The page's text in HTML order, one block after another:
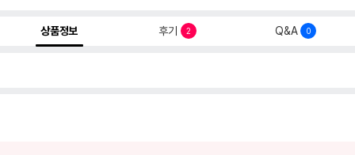
상품정보 후기 2 Q&A 0